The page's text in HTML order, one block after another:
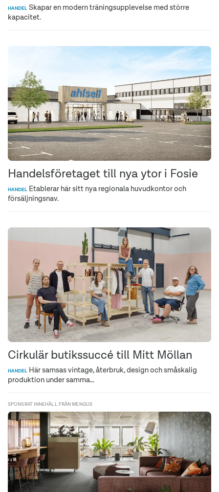
HANDEL Skapar en modern träningsupplevelse med större
kapacitet.
Handelsföretaget till nya ytor i Fosie
HANDEL Etablerar här sitt nya regionala huvudkontor och
försäljningsnav.
Cirkulär butikssuccé till Mitt Möllan
HANDEL Här samsas vintage, återbruk, design och småskalig
produktion under samma…
SPONSRAT INNEHÅLL FRÅN MENGUS